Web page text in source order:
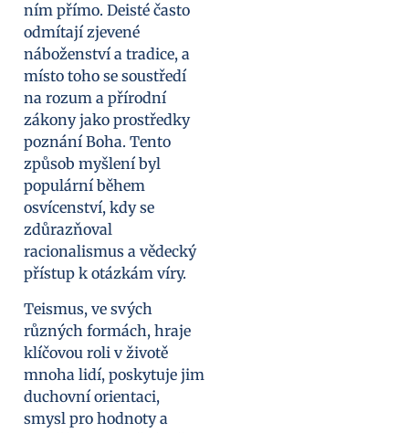
ním přímo. Deisté často
odmítají zjevené
náboženství a tradice, a
místo toho se soustředí
na rozum a přírodní
zákony jako prostředky
poznání Boha. Tento
způsob myšlení byl
populární během
osvícenství, kdy se
zdůrazňoval
racionalismus a vědecký
přístup k otázkám víry.
Teismus, ve svých
různých formách, hraje
klíčovou roli v životě
mnoha lidí, poskytuje jim
duchovní orientaci,
smysl pro hodnoty a